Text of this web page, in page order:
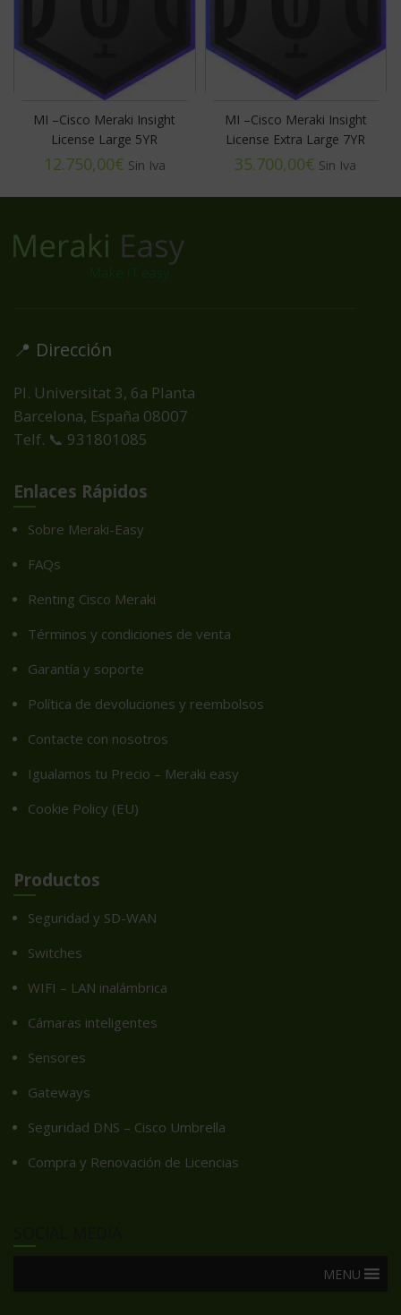
MI –Cisco Meraki Insight
License Large 5YR
€
MI –Cisco Meraki Insight
License Extra Large 7YR
€
📍 Dirección
Pl. Universitat 3, 6a Planta
Barcelona, España 08007
Telf. 📞 931801085
Enlaces Rápidos
Sobre Meraki-Easy
FAQs
Renting Cisco Meraki
Términos y condiciones de venta
Garantía y soporte
Política de devoluciones y reembolsos
Contacte con nosotros
Igualamos tu Precio – Meraki easy
Cookie Policy (EU)
Productos
Seguridad y SD-WAN
Switches
WIFI – LAN inalámbrica
Cámaras inteligentes
Sensores
Gateways
Seguridad DNS – Cisco Umbrella
Compra y Renovación de Licencias
MENU